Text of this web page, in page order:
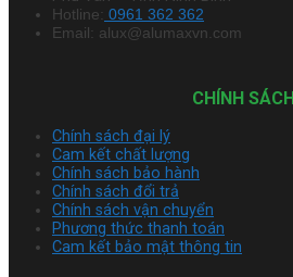
Hotline: 0961 362 362
Email: alux@alumaxvn.com
CHÍNH SÁCH
Chính sách đại lý
Cam kết chất lượng
Chính sách bảo hành
Chính sách đổi trả
Chính sách vận chuyển
Phương thức thanh toán
Cam kết bảo mật thông tin